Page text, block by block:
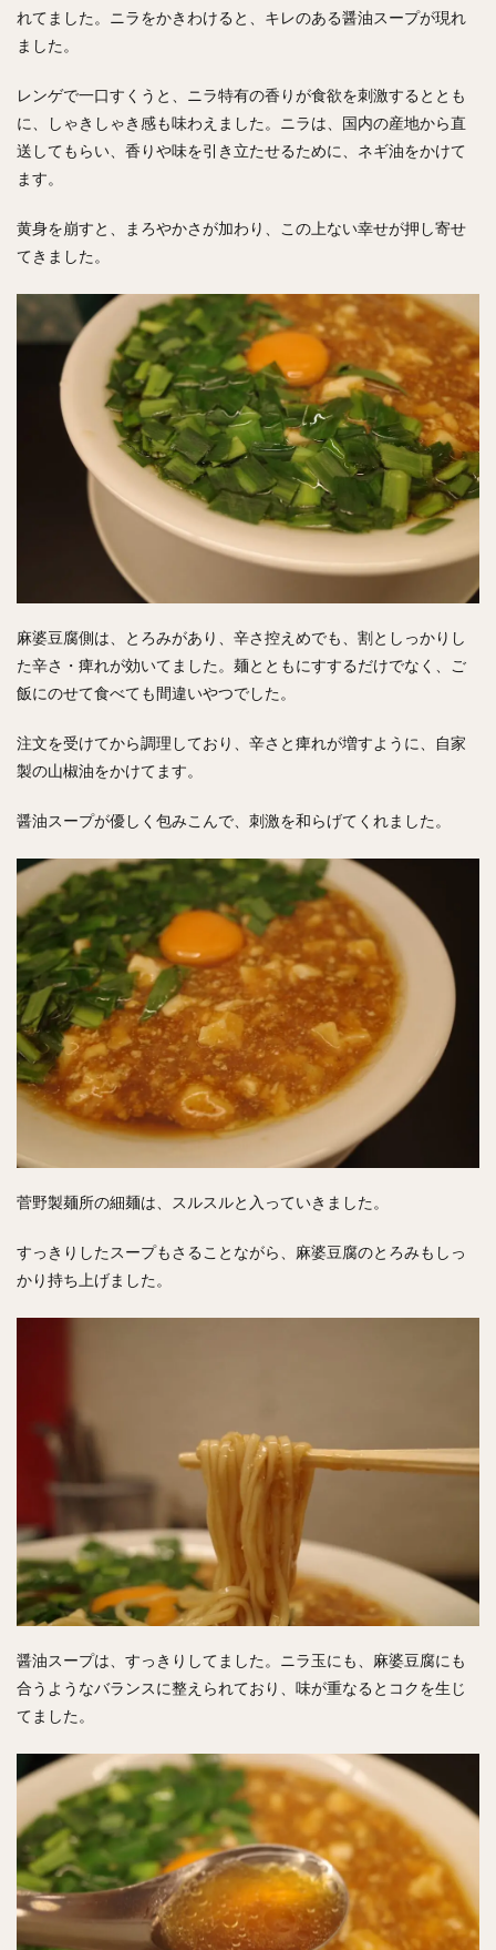
れてました。ニラをかきわけると、キレのある醤油スープが現れ
ました。
レンゲで一口すくうと、ニラ特有の香りが食欲を刺激するととも
に、しゃきしゃき感も味わえました。ニラは、国内の産地から直
送してもらい、香りや味を引き立たせるために、ネギ油をかけて
ます。
黄身を崩すと、まろやかさが加わり、この上ない幸せが押し寄せ
てきました。
麻婆豆腐側は、とろみがあり、辛さ控えめでも、割としっかりし
た辛さ・痺れが効いてました。麺とともにすするだけでなく、ご
飯にのせて食べても間違いやつでした。
注文を受けてから調理しており、辛さと痺れが増すように、自家
製の山椒油をかけてます。
醤油スープが優しく包みこんで、刺激を和らげてくれました。
菅野製麺所の細麺は、スルスルと入っていきました。
すっきりしたスープもさることながら、麻婆豆腐のとろみもしっ
かり持ち上げました。
醤油スープは、すっきりしてました。ニラ玉にも、麻婆豆腐にも
合うようなバランスに整えられており、味が重なるとコクを生じ
てました。